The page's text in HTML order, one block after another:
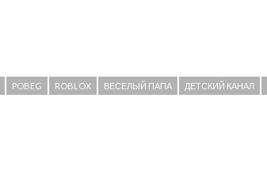
POBEG ROBLOX ВЕСЕЛЫЙ ПАПА ДЕТСКИЙ КАНАЛ